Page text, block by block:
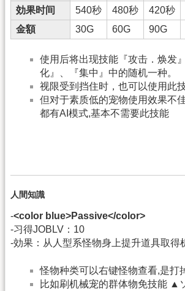
効果时间 540秒 480秒 420秒
金額
30G 60G 90G
使用后将出现技能『攻击．焕发
化』、『集中』中的随机一种。
视限受到挡住时，也可以使用此技
但对于素质低的宠物使用效果不
都有AI模式,基本不需要此技能
人間知識
-<color blue>Passive</color>
-习得JOBLV：10
-効果：从人型系怪物身上提升道具取得
怪物种类可以右键怪物查看,是打
比如刷机械宠的群体物免技能 ▲